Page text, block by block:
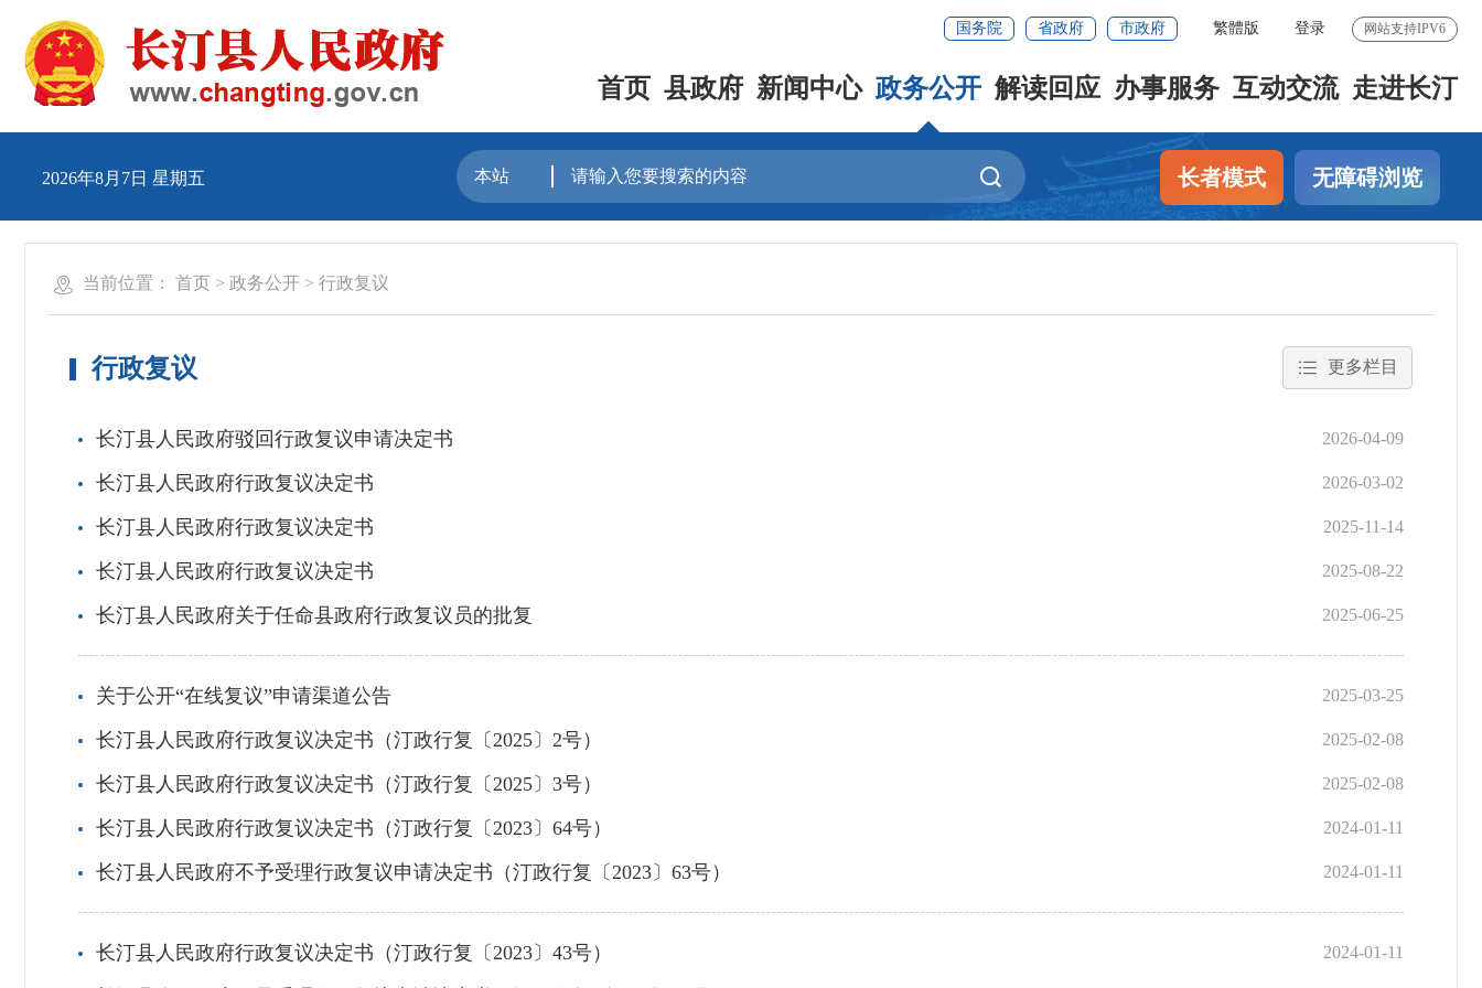
国务院 省政府 市政府 繁體版 登录 网站支持IPV6
首页 县政府 新闻中心 政务公开 解读回应 办事服务 互动交流 走进长汀
2026年8月7日 星期五 长者模式 无障碍浏览
当前位置： 首页 > 政务公开 > 行政复议
行政复议 更多栏目
长汀县人民政府驳回行政复议申请决定书 2026-04-09
长汀县人民政府行政复议决定书 2026-03-02
长汀县人民政府行政复议决定书 2025-11-14
长汀县人民政府行政复议决定书 2025-08-22
长汀县人民政府关于任命县政府行政复议员的批复 2025-06-25
关于公开“在线复议”申请渠道公告 2025-03-25
长汀县人民政府行政复议决定书（汀政行复〔2025〕2号） 2025-02-08
长汀县人民政府行政复议决定书（汀政行复〔2025〕3号） 2025-02-08
长汀县人民政府行政复议决定书（汀政行复〔2023〕64号） 2024-01-11
长汀县人民政府不予受理行政复议申请决定书（汀政行复〔2023〕63号） 2024-01-11
长汀县人民政府行政复议决定书（汀政行复〔2023〕43号） 2024-01-11